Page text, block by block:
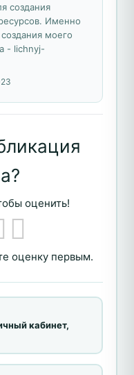
создания
Именно
моего
- lichnyj-
оценить!
оценку первым.
кабинет,